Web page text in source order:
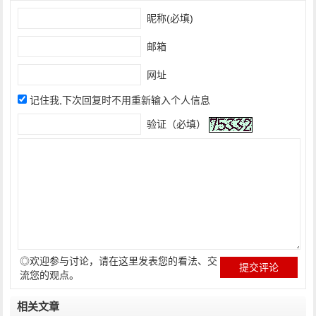
昵称(必填)
邮箱
网址
记住我,下次回复时不用重新输入个人信息
验证（必填）
◎欢迎参与讨论，请在这里发表您的看法、交
流您的观点。
相关文章